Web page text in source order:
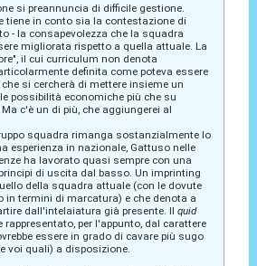
si preannuncia di difficile gestione.
tiene in conto sia la contestazione di
- la consapevolezza che la squadra
migliorata rispetto a quella attuale. La
il cui curriculum non denota
definita come poteva essere
si cercherà di mettere insieme un
possibilità economiche più che su
c'è un di più, che aggiungerei al
squadra rimanga sostanzialmente lo
esperienza in nazionale, Gattuso nelle
ha lavorato quasi sempre con una
di uscita dal basso. Un imprinting
della squadra attuale (con le dovute
in termini di marcatura) e che denota a
dall'intelaiatura già presente. Il quid
rappresentato, per l'appunto, dal carattere
essere in grado di cavare più sugo
voi quali) a disposizione.